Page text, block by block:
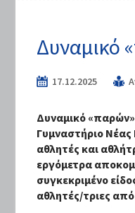
Δυναμικό
17.12.2025
Δυναμικό
Γυμναστήριο
αθλητές και
εργόμετρα
συγκεκριμένο
αθλητές/τριες